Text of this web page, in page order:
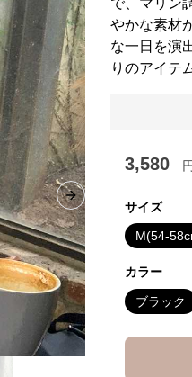
Next slide
で、マリン
やかな素材
な一日を演
りのアイテ
3,580 円
サイズ
M(54-
カラー
ブラック